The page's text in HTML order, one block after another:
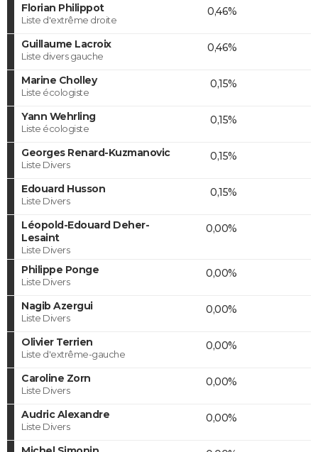
Florian Philippot
Liste d'extrême droite
0,46%
Guillaume Lacroix
Liste divers gauche
0,46%
Marine Cholley
Liste écologiste
0,15%
Yann Wehrling
Liste écologiste
0,15%
Georges Renard-Kuzmanovic
Liste Divers
0,15%
Edouard Husson
Liste Divers
0,15%
Léopold-Edouard Deher-
Lesaint
Liste Divers
0,00%
Philippe Ponge
Liste Divers
0,00%
Nagib Azergui
Liste Divers
0,00%
Olivier Terrien
Liste d'extrême-gauche
0,00%
Caroline Zorn
Liste Divers
0,00%
Audric Alexandre
Liste Divers
0,00%